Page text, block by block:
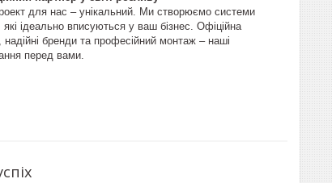
для нас – унікальний. Ми створюємо системи
які ідеально вписуються у ваш бізнес. Офіційна
надійні бренди та професійний монтаж – наші
перед вами.